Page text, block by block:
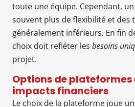
toute une équipe. Cependant, un
souvent plus de flexibilité et des
généralement inférieurs. En fin
choix doit refléter les besoins
projet.
Options de plateformes
impacts financiers
Le choix de la plateforme joue